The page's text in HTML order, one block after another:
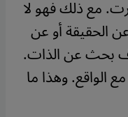
مع ذلك فهو لا
الحقيقة أو عن
بحث عن الذات.
الواقع. وهذا ما